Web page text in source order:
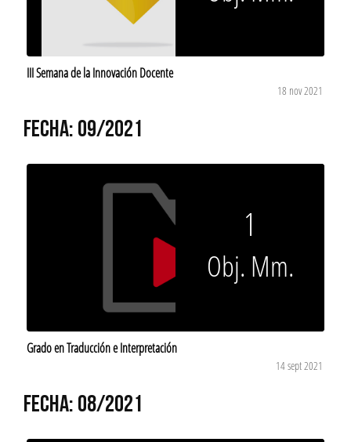
III Semana de la Innovación Docente
18 nov 2021
FECHA: 09/2021
1
Obj. Mm.
Grado en Traducción e Interpretación
14 sept 2021
FECHA: 08/2021